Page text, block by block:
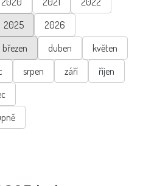
2025
2026
březen duben
květen
srpen září
říjen